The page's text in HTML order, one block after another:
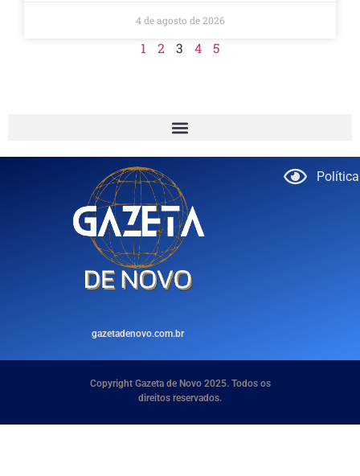
4 de agosto de 2026
1 2 3 4 5
gazetadenovo.com.br
Copyright Gazeta de Novo 2025. Todos os
direitos reservados.